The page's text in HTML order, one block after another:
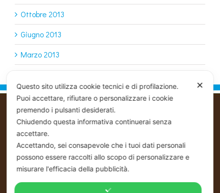
Ottobre 2013
Giugno 2013
Marzo 2013
PIOVACCARI EZIO & C SNC
Linea Pasticceria - Linea Alimentare
Ho.Re.Ca. - Pastry - Bakery
REG.IMP. P.IVA / C.FISC NUM.
00146140405
REA FC NUM 143288
✕
Questo sito utilizza cookie tecnici e di profilazione.
Puoi accettare, rifiutare o personalizzare i cookie
premendo i pulsanti desiderati.
Chiudendo questa informativa continuerai senza
accettare.
Accettando, sei consapevole che i tuoi dati personali
possono essere raccolti allo scopo di personalizzare e
misurare l'efficacia della pubblicità.